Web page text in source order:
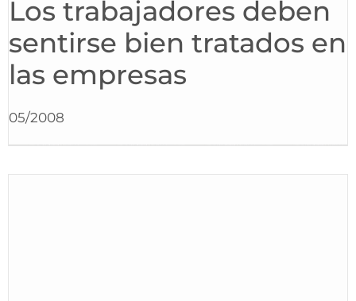
Los trabajadores deben
sentirse bien tratados en
las empresas
05/2008